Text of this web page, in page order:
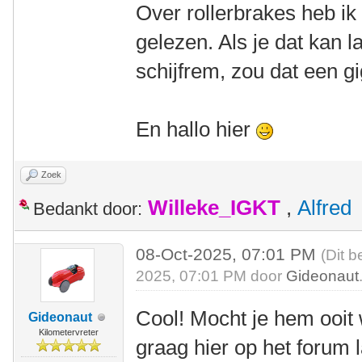
Over rollerbrakes heb
gelezen. Als je dat kan
schijfrem, zou dat een
En hallo hier
Zoek
Bedankt door: Willeke_IGKT , Alfred
Gideonaut
Kilometervreter
08-Oct-2025, 07:01 PM (Dit
2025, 07:01 PM door Gideonaut
Cool! Mocht je hem
graag hier op het forum